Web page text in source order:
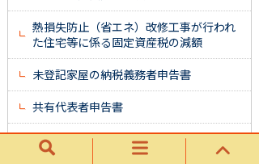
熱損失防止（省エネ）改修工事が行われ
た住宅等に係る固定資産税の減額
未登記家屋の納税義務者申告書
共有代表者申告書
相続人代表者指定（変更）届兼固定資産
現所有者申告書